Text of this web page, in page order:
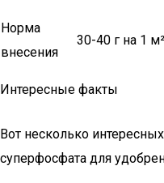
Норма
внесения
30-40 г на 1 м²
Интересные факты
Вот несколько
суперфосфата для